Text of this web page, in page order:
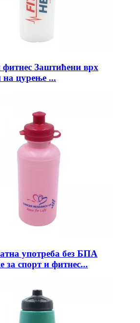
Заштићени врх
на цурење ...
употреба без БПА
за спорт и фитнес...